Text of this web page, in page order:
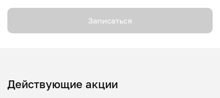
Записаться
Действующие акции